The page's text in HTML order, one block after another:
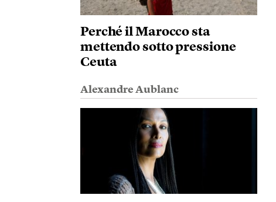
Perché il Marocco sta
mettendo sotto pressione
Ceuta
Alexandre Aublanc